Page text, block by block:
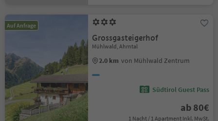
Auf Anfrage
Grossgasteigerhof
Mühlwald, Ahrntal
2.0 km von Mühlwald Zentrum
Südtirol Guest Pass
ab 80€
1 Nacht / 1 Apartment Inkl. MwSt.